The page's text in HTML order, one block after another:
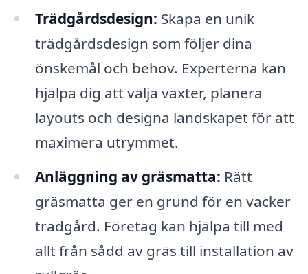
Trädgårdsdesign: Skapa en unik
trädgårdsdesign som följer dina
önskemål och behov. Experterna kan
hjälpa dig att välja växter, planera
layouts och designa landskapet för att
maximera utrymmet.
Anläggning av gräsmatta: Rätt
gräsmatta ger en grund för en vacker
trädgård. Företag kan hjälpa till med
allt från sådd av gräs till installation av